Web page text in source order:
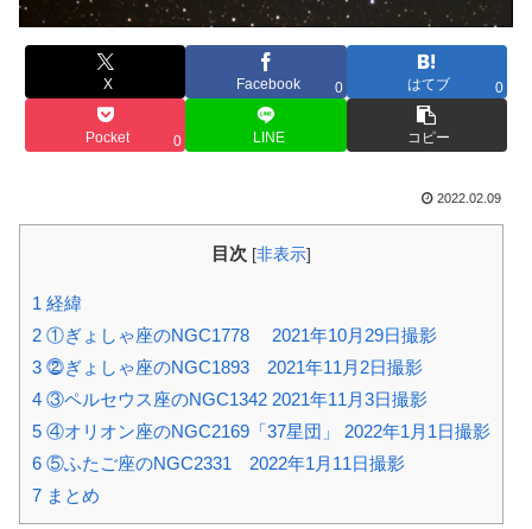
X Facebook 0 はてブ 0
Pocket 0 LINE コピー
2022.02.09
目次 [非表示]
1 経緯
2 ①ぎょしゃ座のNGC1778 2021年10月29日撮影
3 ⓶ぎょしゃ座のNGC1893 2021年11月2日撮影
4 ③ペルセウス座のNGC1342 2021年11月3日撮影
5 ④オリオン座のNGC2169「37星団」 2022年1月1日撮影
6 ⑤ふたご座のNGC2331 2022年1月11日撮影
7 まとめ